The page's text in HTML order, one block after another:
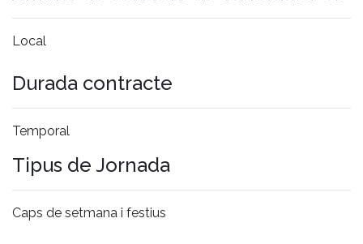
Local
Durada contracte
Temporal
Tipus de Jornada
Caps de setmana i festius